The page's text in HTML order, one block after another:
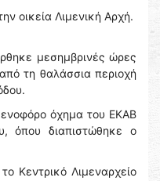
οικεία Λιμενική Αρχή.
μεσημβρινές ώρες
τη θαλάσσια περιοχή
όχημα του ΕΚΑΒ
όπου διαπιστώθηκε ο
Κεντρικό Λιμεναρχείο